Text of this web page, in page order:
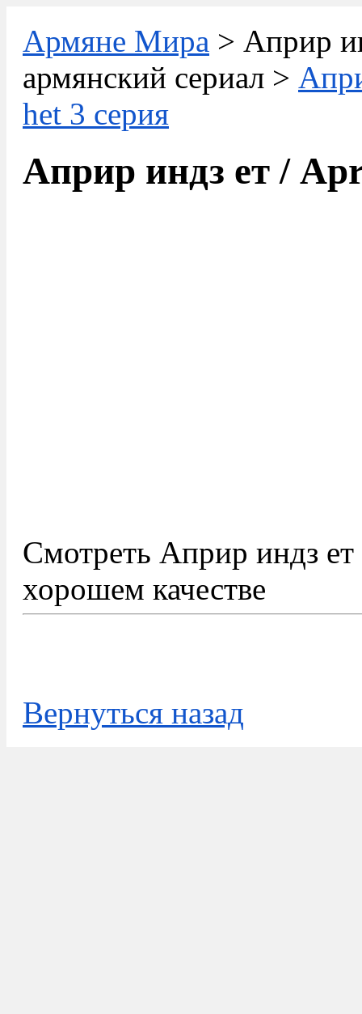
Армяне Мира > Априр
армянский сериал >
het 3 серия
Априр индз ет /
Смотреть Априр индз ет
хорошем качестве
Вернуться назад